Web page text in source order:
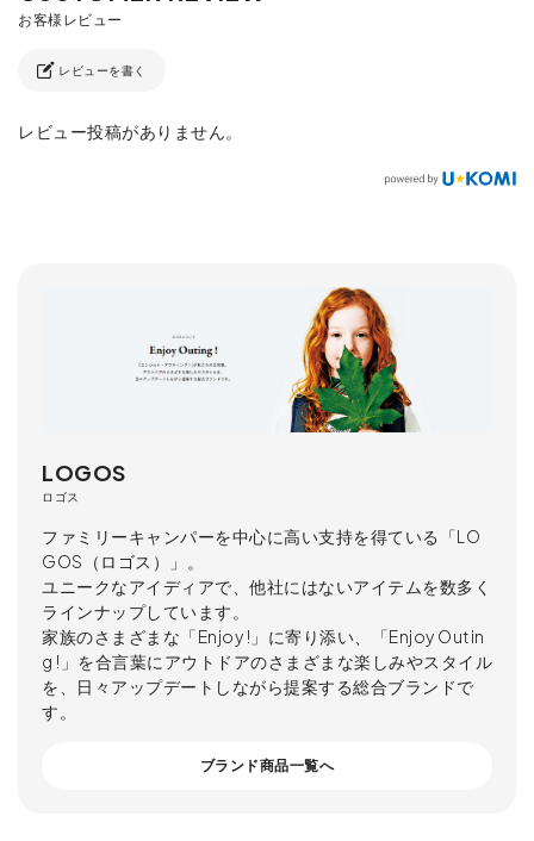
レビューを書く
レビュー投稿がありません。
LOGOS
ロゴス
ファミリーキャンパーを中心に高い支持を得ている「LO
GOS（ロゴス）」。
ユニークなアイディアで、他社にはないアイテムを数多く
ラインナップしています。
家族のさまざまな「Enjoy !」に寄り添い、「Enjoy Outin
g !」を合言葉にアウトドアのさまざまな楽しみやスタイル
を、日々アップデートしながら提案する総合ブランドで
す。
ブランド商品一覧へ